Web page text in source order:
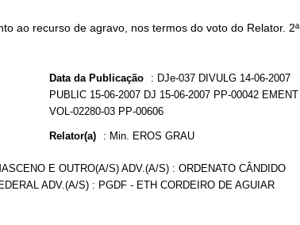
ao recurso de agravo, nos termos do voto do Relator. 2ª
Data da Publicação : DJe-037 DIVULG 14-06-2007
PUBLIC 15-06-2007 DJ 15-06-2007 PP-00042 EMENT
VOL-02280-03 PP-00606
Relator(a) : Min. EROS GRAU
E OUTRO(A/S) ADV.(A/S) : ORDENATO CÂNDIDO
ADV.(A/S) : PGDF - ETH CORDEIRO DE AGUIAR